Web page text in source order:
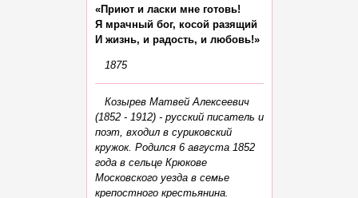
«Приют и ласки мне готовь!
Я мрачный бог, косой разящий
И жизнь, и радость, и любовь!»
1875
Козырев Матвей Алексеевич
(1852 - 1912) - русский писатель и
поэт, входил в суриковский
кружок. Родился 6 августа 1852
года в сельце Крюкове
Московского уезда в семье
крепостного крестьянина.